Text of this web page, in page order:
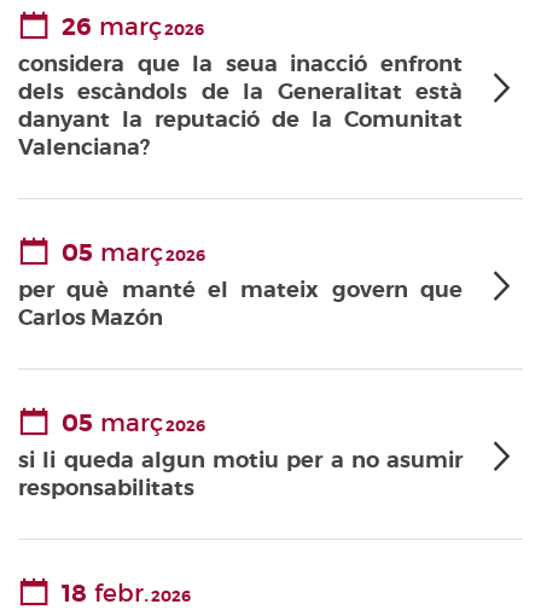
26 març2026
considera que la seua inacció enfront
dels escàndols de la Generalitat està
danyant la reputació de la Comunitat
Valenciana?
05 març2026
per què manté el mateix govern que
Carlos Mazón
05 març2026
si li queda algun motiu per a no asumir
responsabilitats
18 febr.2026